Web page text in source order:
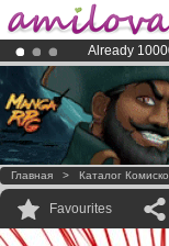
Already
Amilova
Premium
Главная > Каталог
Favourites